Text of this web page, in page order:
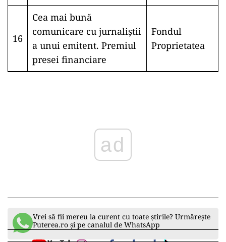
16
Cea mai bună
comunicare cu jurnaliștii
a unui emitent. Premiul
presei financiare
Fondul
Proprietatea
ad
Vrei să fii mereu la curent cu toate știrile? Urmărește
Puterea.ro și pe canalul de WhatsApp